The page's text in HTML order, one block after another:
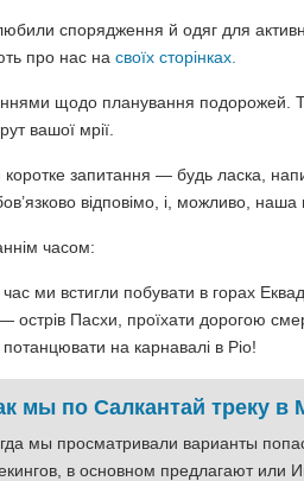
спорядження й одяг для
про нас на своїх сторінках.
щодо планування подорожей.
вашої мрії.
запитання — будь ласка,
відповімо, і, можливо, наша
часом:
ми встигли побувати в горах
— острів Пасхи, проїхати дорогою
на карнавалі в Ріо!
мы по Салкантай треку в
мы просматривали варианты
в основном предлагают или